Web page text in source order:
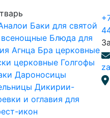
Баки для святой
Блюда для
Агнца Бра церковные
церковные Голгофы
Дароносицы
Дикирии-
и оглавия для
икон